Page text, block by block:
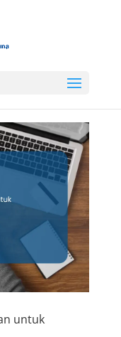
untuk